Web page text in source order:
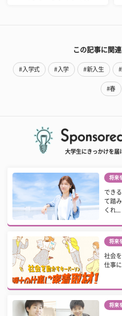
この記事に関
#入学式 #入学 #新入生
#春
大学生にきっかけを届
将来
でき
て踏
くれ...
将来
社会
仕事
将来